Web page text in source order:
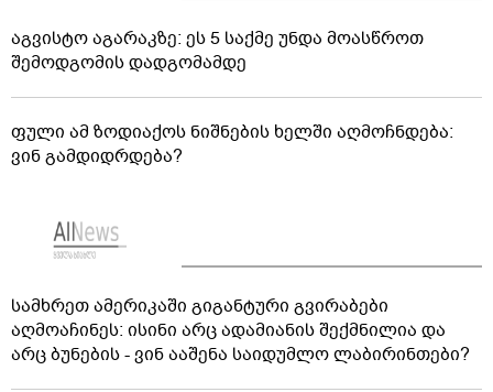
აგვისტო აგარაკზე: ეს 5 საქმე უნდა მოასწროთ
შემოდგომის დადგომამდე
ფული ამ ზოდიაქოს ნიშნების ხელში აღმოჩნდება:
ვინ გამდიდრდება?
სამხრეთ ამერიკაში გიგანტური გვირაბები
აღმოაჩინეს: ისინი არც ადამიანის შექმნილია და
არც ბუნების - ვინ ააშენა საიდუმლო ლაბირინთები?